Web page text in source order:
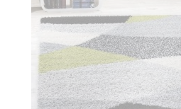
SHAGGY TAPIJTEN